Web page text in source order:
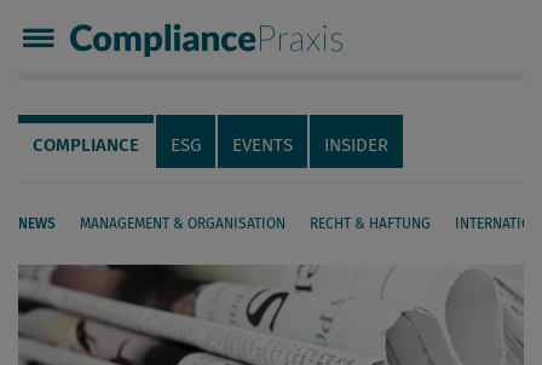
Compliance Praxis
Servicenavigation
Navigation
COMPLIANCE ESG EVENTS INSIDER
NEWS MANAGEMENT & ORGANISATION RECHT & HAFTUNG
Seiteninhalt